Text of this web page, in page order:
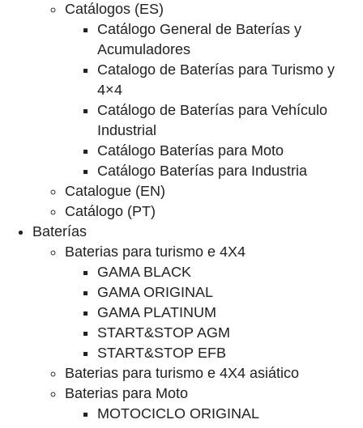
Catálogos (ES)
Catálogo General de Baterías y
Acumuladores
Catalogo de Baterías para Turismo y
4×4
Catálogo de Baterías para Vehículo
Industrial
Catálogo Baterías para Moto
Catálogo Baterías para Industria
Catalogue (EN)
Catálogo (PT)
Baterías
Baterias para turismo e 4X4
GAMA BLACK
GAMA ORIGINAL
GAMA PLATINUM
START&STOP AGM
START&STOP EFB
Baterias para turismo e 4X4 asiático
Baterias para Moto
MOTOCICLO ORIGINAL